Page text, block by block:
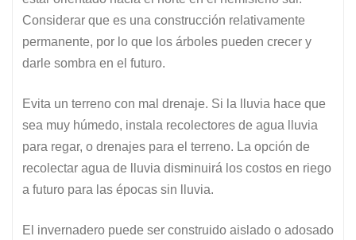
Considerar que es una construcción relativamente
permanente, por lo que los árboles pueden crecer y
darle sombra en el futuro.
Evita un terreno con mal drenaje. Si la lluvia hace que
sea muy húmedo, instala recolectores de agua lluvia
para regar, o drenajes para el terreno. La opción de
recolectar agua de lluvia disminuirá los costos en riego
a futuro para las épocas sin lluvia.
El invernadero puede ser construido aislado o adosado